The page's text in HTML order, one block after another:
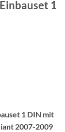
1
1 DIN mit
2007-2009